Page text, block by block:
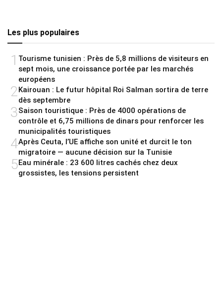
Les plus populaires
1 Tourisme tunisien : Près de 5,8 millions de visiteurs en
sept mois, une croissance portée par les marchés
européens
2 Kairouan : Le futur hôpital Roi Salman sortira de terre
dès septembre
3Saison touristique : Près de 4000 opérations de
contrôle et 6,75 millions de dinars pour renforcer les
municipalités touristiques
4Après Ceuta, l’UE affiche son unité et durcit le ton
migratoire — aucune décision sur la Tunisie
5Eau minérale : 23 600 litres cachés chez deux
grossistes, les tensions persistent